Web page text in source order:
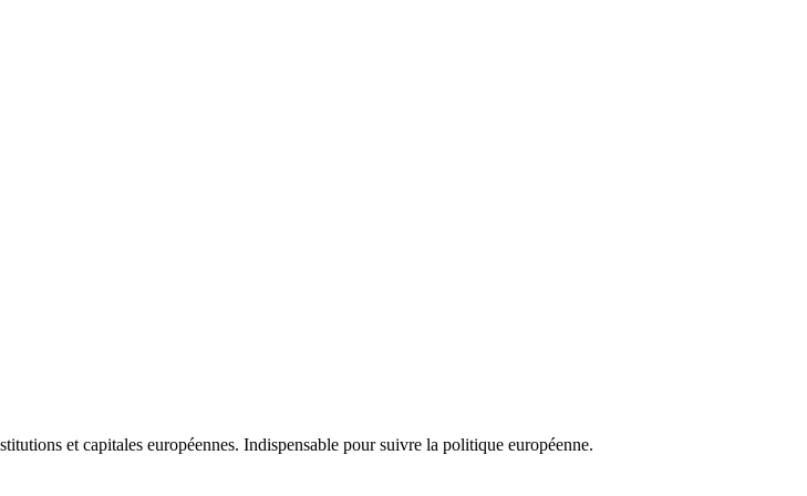
et capitales européennes. Indispensable pour suivre la politique européenne.